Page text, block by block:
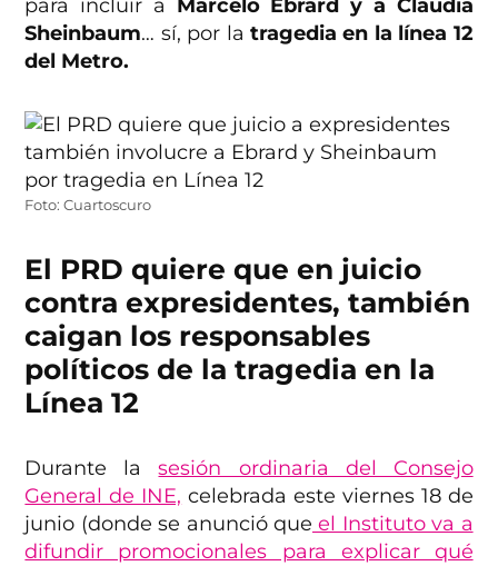
para incluir a Marcelo Ebrard y a Claudia
Sheinbaum… sí, por la tragedia en la línea 12
del Metro.
Foto: Cuartoscuro
El PRD quiere que en juicio
contra expresidentes, también
caigan los responsables
políticos de la tragedia en la
Línea 12
Durante lasesión ordinaria del Consejo
General de INE, celebrada este viernes 18 de
junio (donde se anunció que el Instituto va a
difundir promocionales para explicar qué